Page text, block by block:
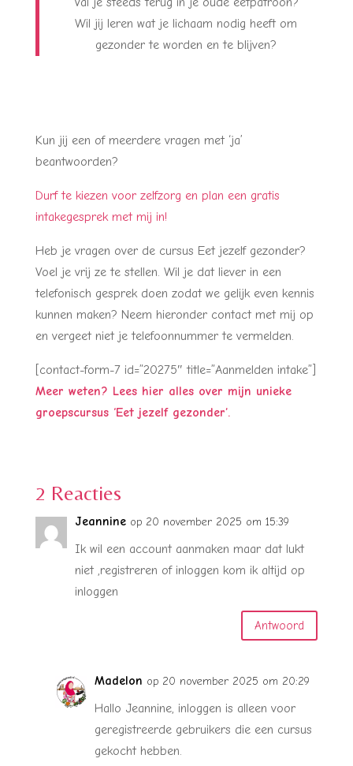
Wil jij leren wat je lichaam nodig heeft om
gezonder te worden en te blijven?
Kun jij een of meerdere vragen met ‘ja’
beantwoorden?
Durf te kiezen voor zelfzorg en plan een gratis
intakegesprek met mij in!
Heb je vragen over de cursus Eet jezelf gezonder?
Voel je vrij ze te stellen. Wil je dat liever in een
telefonisch gesprek doen zodat we gelijk even kennis
kunnen maken? Neem hieronder contact met mij op
en vergeet niet je telefoonnummer te vermelden.
[contact-form-7 id=”20275″ title=”Aanmelden intake”]
Meer weten? Lees hier alles over mijn unieke
groepscursus ‘Eet jezelf gezonder’.
2 Reacties
Jeannine op 20 november 2025 om 15:39
Ik wil een account aanmaken maar dat lukt
niet ,registreren of inloggen kom ik altijd op
inloggen
Antwoord
Madelon op 20 november 2025 om 20:29
Hallo Jeannine, inloggen is alleen voor
geregistreerde gebruikers die een cursus
gekocht hebben.